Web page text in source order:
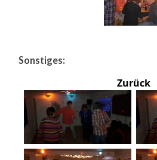
Sonstiges:
Zurück